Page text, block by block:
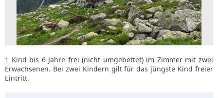
1 Kind bis 6 Jahre frei (nicht umgebettet) im Zimmer mit zwei
Erwachsenen. Bei zwei Kindern gilt für das jüngste Kind freier
Eintritt.